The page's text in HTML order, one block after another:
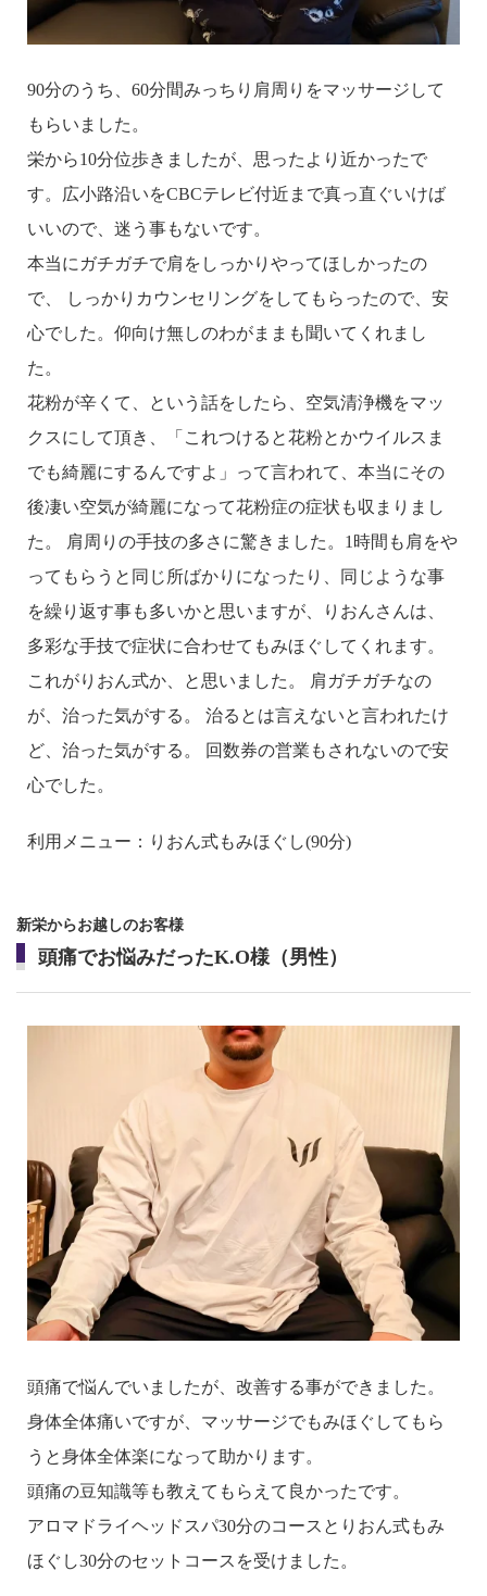
90分のうち、60分間みっちり肩周りをマッサージして
もらいました。
栄から10分位歩きましたが、思ったより近かったで
す。広小路沿いをCBCテレビ付近まで真っ直ぐいけば
いいので、迷う事もないです。
本当にガチガチで肩をしっかりやってほしかったの
で、 しっかりカウンセリングをしてもらったので、安
心でした。仰向け無しのわがままも聞いてくれまし
た。
花粉が辛くて、という話をしたら、空気清浄機をマッ
クスにして頂き、「これつけると花粉とかウイルスま
でも綺麗にするんですよ」って言われて、本当にその
後凄い空気が綺麗になって花粉症の症状も収まりまし
た。 肩周りの手技の多さに驚きました。1時間も肩をや
ってもらうと同じ所ばかりになったり、同じような事
を繰り返す事も多いかと思いますが、りおんさんは、
多彩な手技で症状に合わせてもみほぐしてくれます。
これがりおん式か、と思いました。 肩ガチガチなの
が、治った気がする。 治るとは言えないと言われたけ
ど、治った気がする。 回数券の営業もされないので安
心でした。
利用メニュー：りおん式もみほぐし(90分)
新栄からお越しのお客様
頭痛でお悩みだったK.O様（男性）
頭痛で悩んでいましたが、改善する事ができました。
身体全体痛いですが、マッサージでもみほぐしてもら
うと身体全体楽になって助かります。
頭痛の豆知識等も教えてもらえて良かったです。
アロマドライヘッドスパ30分のコースとりおん式もみ
ほぐし30分のセットコースを受けました。